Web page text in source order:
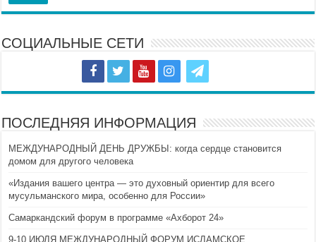
СОЦИАЛЬНЫЕ СЕТИ
ПОСЛЕДНЯЯ ИНФОРМАЦИЯ
МЕЖДУНАРОДНЫЙ ДЕНЬ ДРУЖБЫ: когда сердце становится
домом для другого человека
«Издания вашего центра — это духовный ориентир для всего
мусульманского мира, особенно для России»
Самаркандский форум в программе «Ахборот 24»
9-10 ИЮЛЯ МЕЖДУНАРОДНЫЙ ФОРУМ ИСЛАМСКОЕ